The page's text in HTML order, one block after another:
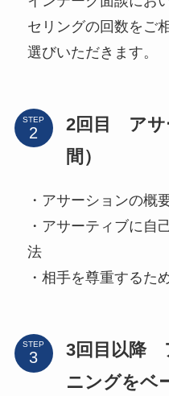
セリングの回数をご
選びいただきます。
STEP
2回目 アサ
間）
・アサーションの概
・アサーティブに自
法
・相手を尊重するた
STEP
3回目以降
ニングをベ